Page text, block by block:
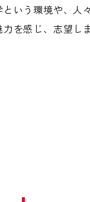
いう環境や、人
を感じ、志望し